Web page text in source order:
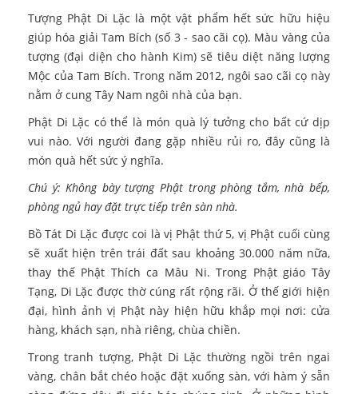
Tượng Phật Di Lặc là một vật phẩm hết sức hữu hiệu
giúp hóa giải Tam Bích (số 3 - sao cãi cọ). Màu vàng của
tượng (đại diện cho hành Kim) sẽ tiêu diệt năng lượng
Mộc của Tam Bích. Trong năm 2012, ngôi sao cãi cọ này
nằm ở cung Tây Nam ngôi nhà của bạn.
Phật Di Lặc có thể là món quà lý tưởng cho bất cứ dịp
vui nào. Với người đang gặp nhiều rủi ro, đây cũng là
món quà hết sức ý nghĩa.
Chú ý: Không bày tượng Phật trong phòng tắm, nhà bếp,
phòng ngủ hay đặt trực tiếp trên sàn nhà.
Bồ Tát Di Lặc được coi là vị Phật thứ 5, vị Phật cuối cùng
sẽ xuất hiện trên trái đất sau khoảng 30.000 năm nữa,
thay thế Phật Thích ca Mâu Ni. Trong Phật giáo Tây
Tạng, Di Lặc được thờ cúng rất rộng rãi. Ở thế giới hiện
đại, hình ảnh vị Phật này hiện hữu khắp mọi nơi: cửa
hàng, khách sạn, nhà riêng, chùa chiền.
Trong tranh tượng, Phật Di Lặc thường ngồi trên ngai
vàng, chân bắt chéo hoặc đặt xuống sàn, với hàm ý sẵn